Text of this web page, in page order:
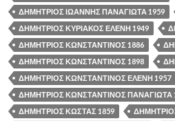
ΔΗΜΗΤΡΙΟΣ ΙΩΑΝΝΗΣ ΠΑΝΑΓΙΩΤΑ 1959
ΔΗΜΗΤΡΙΟΣ ΚΥΡΙΑΚΟΣ ΕΛΕΝΗ 1949
ΔΗΜΗΤΡΙΟΣ ΚΩΝΣΤΑΝΤΙΝΟΣ 1886
ΔΗΜΗΤΡΙΟΣ ΚΩΝΣΤΑΝΤΙΝΟΣ 1898
ΔΗΜΗΤΡΙΟΣ ΚΩΝΣΤΑΝΤΙΝΟΣ ΕΛΕΝΗ 1957
ΔΗΜΗΤΡΙΟΣ ΚΩΝΣΤΑΝΤΙΝΟΣ ΠΑΝΑΓΙΩΤΑ
ΔΗΜΗΤΡΙΟΣ ΚΩΣΤΑΣ 1859